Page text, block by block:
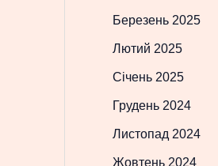
Березень 2025
Лютий 2025
Січень 2025
Грудень 2024
Листопад 2024
Жовтень 2024